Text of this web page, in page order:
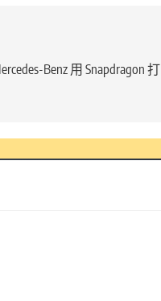
Benz 用 Snapdragon 打